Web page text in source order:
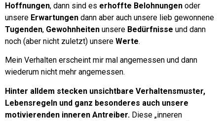
Hoffnungen, dann sind es erhoffte Belohnungen oder
unsere Erwartungen dann aber auch unsere lieb gewonnene
Tugenden, Gewohnheiten unsere Bedürfnisse und dann
noch (aber nicht zuletzt) unsere Werte.
Mein Verhalten erscheint mir mal angemessen und dann
wiederum nicht mehr angemessen.
Hinter alldem stecken unsichtbare Verhaltensmuster,
Lebensregeln und ganz besonderes auch unsere
motivierenden inneren Antreiber. Diese „inneren